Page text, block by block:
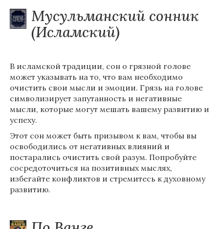
Мусульманский сонник
(Исламский)
В исламской традиции, сон о грязной голове
может указывать на то, что вам необходимо
очистить свои мысли и эмоции. Грязь на голове
символизирует запутанность и негативные
мысли, которые могут мешать вашему развитию и
успеху.
Этот сон может быть призывом к вам, чтобы вы
освободились от негативных влияний и
постарались очистить свой разум. Попробуйте
сосредоточиться на позитивных мыслях,
избегайте конфликтов и стремитесь к духовному
развитию.